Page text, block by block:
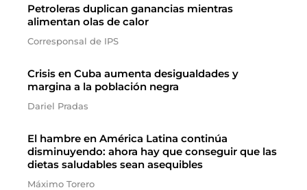
Petroleras duplican ganancias mientras
alimentan olas de calor
Corresponsal de IPS
Crisis en Cuba aumenta desigualdades y
margina a la población negra
Dariel Pradas
El hambre en América Latina continúa
disminuyendo: ahora hay que conseguir que las
dietas saludables sean asequibles
Máximo Torero